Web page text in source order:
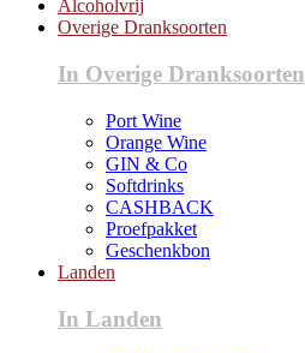
Alcoholvrij
Overige Dranksoorten
In Overige Dranksoorten
Port Wine
Orange Wine
GIN & Co
Softdrinks
CASHBACK
Proefpakket
Geschenkbon
Landen
In Landen